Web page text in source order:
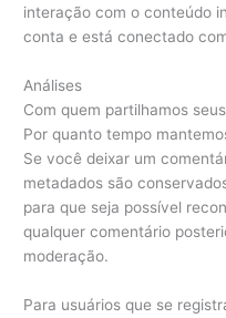
interação com o conteúdo
conta e está conectado
Análises
Com quem partilhamos
Por quanto tempo
Se você deixar um
metadados são
para que seja possível
qualquer comentário
moderação.
Para usuários que se